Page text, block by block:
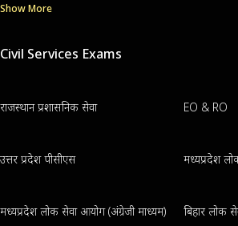
Show More
Civil Services Exams
राजस्थान प्रशासनिक सेवा EO & RO
उत्तर प्रदेश पीसीएस मध्यप्रदेश
मध्यप्रदेश लोक सेवा आयोग (अंग्रेजी माध्यम) बिहार लोक